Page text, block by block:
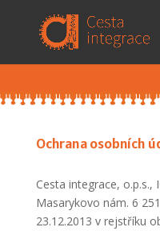
Ochrana osobních
Cesta integrace, o.p.s.,
Masarykovo nám. 6
23.12.2013 v rejstříku